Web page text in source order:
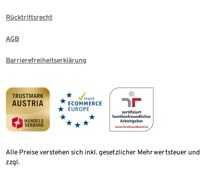
Rücktrittsrecht
AGB
Barrierefreiheitserklärung
Alle Preise verstehen sich inkl. gesetzlicher Mehrwertsteuer und
zzgl.